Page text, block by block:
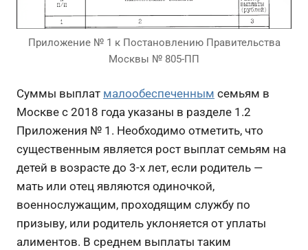
Приложение № 1 к Постановлению Правительства
Москвы № 805-ПП
Суммы выплат малообеспеченным семьям в
Москве с 2018 года указаны в разделе 1.2
Приложения № 1. Необходимо отметить, что
существенным является рост выплат семьям на
детей в возрасте до 3-х лет, если родитель —
мать или отец являются одиночкой,
военнослужащим, проходящим службу по
призыву, или родитель уклоняется от уплаты
алиментов. В среднем выплаты таким